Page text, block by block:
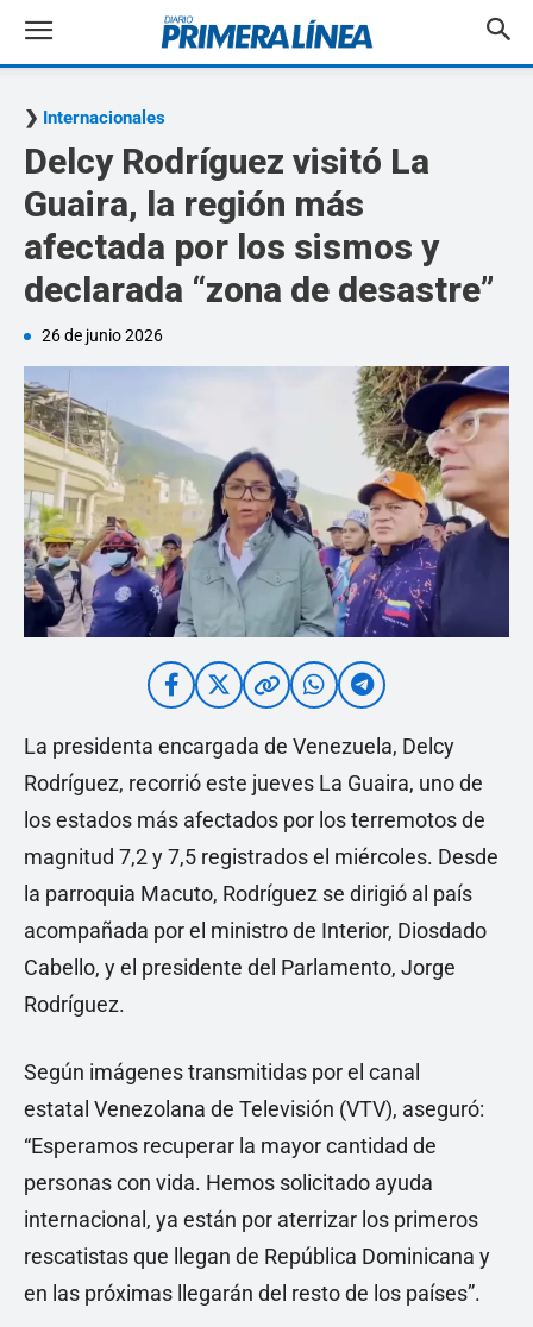
Internacionales
Delcy Rodríguez visitó La
Guaira, la región más
afectada por los sismos y
declarada “zona de desastre”
26 de junio 2026
La presidenta encargada de Venezuela, Delcy
Rodríguez, recorrió este jueves La Guaira, uno de
los estados más afectados por los terremotos de
magnitud 7,2 y 7,5 registrados el miércoles. Desde
la parroquia Macuto, Rodríguez se dirigió al país
acompañada por el ministro de Interior, Diosdado
Cabello, y el presidente del Parlamento, Jorge
Rodríguez.
Según imágenes transmitidas por el canal
estatal Venezolana de Televisión (VTV), aseguró:
“Esperamos recuperar la mayor cantidad de
personas con vida. Hemos solicitado ayuda
internacional, ya están por aterrizar los primeros
rescatistas que llegan de República Dominicana y
en las próximas llegarán del resto de los países”.